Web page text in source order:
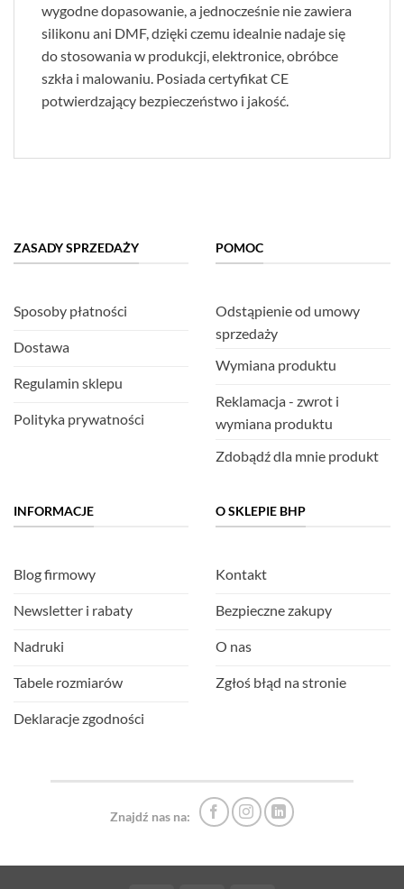
wygodne dopasowanie, a jednocześnie nie zawiera
silikonu ani DMF, dzięki czemu idealnie nadaje się
do stosowania w produkcji, elektronice, obróbce
szkła i malowaniu. Posiada certyfikat CE
potwierdzający bezpieczeństwo i jakość.
ZASADY SPRZEDAŻY
Sposoby płatności
Dostawa
Regulamin sklepu
Polityka prywatności
POMOC
Odstąpienie od umowy
sprzedaży
Wymiana produktu
Reklamacja - zwrot i
wymiana produktu
Zdobądź dla mnie produkt
INFORMACJE
Blog firmowy
Newsletter i rabaty
Nadruki
Tabele rozmiarów
Deklaracje zgodności
O SKLEPIE BHP
Kontakt
Bezpieczne zakupy
O nas
Zgłoś błąd na stronie
Znajdź nas na: